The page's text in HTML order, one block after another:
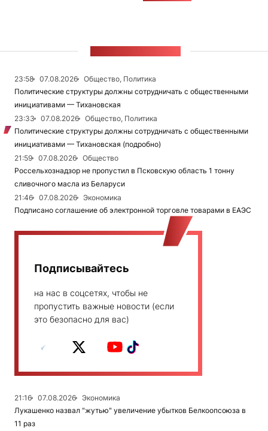
23:58 07.08.2026
Общество, Политика
Политические структуры должны сотрудничать с общественными
инициативами — Тихановская
23:33
07.08.2026
Общество, Политика
Политические структуры должны сотрудничать с общественными
инициативами — Тихановская (подробно)
21:59
07.08.2026
Общество
Россельхознадзор не пропустил в Псковскую область 1 тонну
сливочного масла из Беларуси
21:46
07.08.2026
Экономика
Подписано соглашение об электронной торговле товарами в ЕАЭС
Подписывайтесь
на нас в соцсетях, чтобы не
пропустить важные новости (если
это безопасно для вас)
21:16 07.08.2026
Экономика
Лукашенко назвал "жутью" увеличение убытков Белкоопсоюза в
11 раз